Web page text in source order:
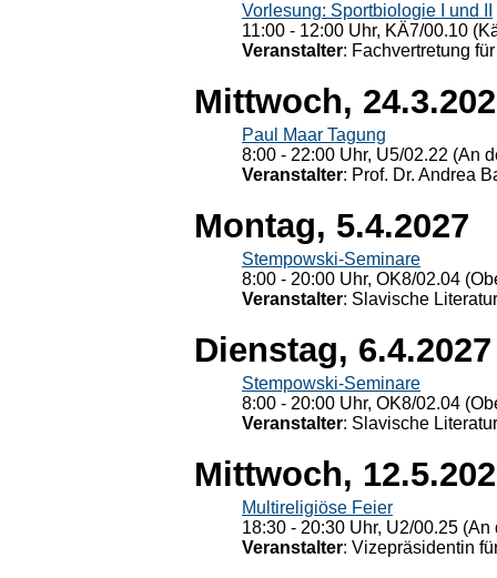
Vorlesung: Sportbiologie I und II
11:00 - 12:00 Uhr, KÄ7/00.10
Veranstalter: Fachvertretung
Mittwoch,
Paul Maar Tagung
8:00 - 22:00 Uhr, U5/02.22 (An
Veranstalter: Prof. Dr. Andrea
Montag, 5.4.2027
Stempowski-Seminare
8:00 - 20:00 Uhr, OK8/02.04
Veranstalter: Slavische
Dienstag, 6.4.2027
Stempowski-Seminare
8:00 - 20:00 Uhr, OK8/02.04
Veranstalter: Slavische
Mittwoch,
Multireligiöse Feier
18:30 - 20:30 Uhr, U2/00.25
Veranstalter: Vizepräsidentin